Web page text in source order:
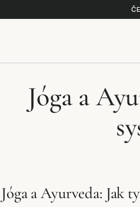
Jóga a
Jóga a Ayurveda: Jak